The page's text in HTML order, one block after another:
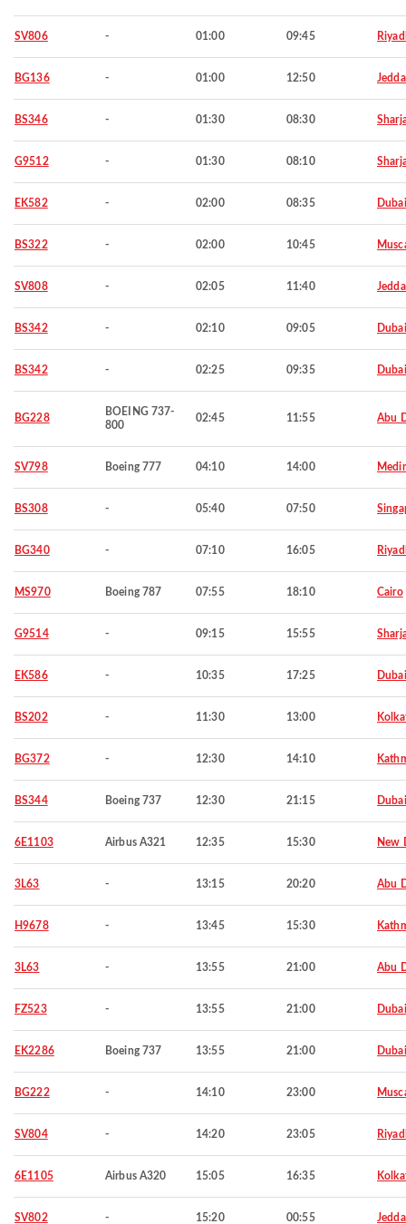
SV806 - 01:00 09:45
BG136 - 01:00 12:50
BS346 - 01:30 08:30
G9512 - 01:30 08:10
EK582 - 02:00 08:35 Dubai
BS322 - 02:00 10:45
SV808 - 02:05 11:40
BS342 - 02:10 09:05 Dubai
BS342 - 02:25 09:35 Dubai
BG228
BOEING 737-
800
02:45 11:55 Abu
SV798 Boeing 777 04:10 14:00
BS308 - 05:40 07:50
BG340 - 07:10 16:05
MS970 Boeing 787 07:55 18:10 Cairo
G9514 - 09:15 15:55
EK586 - 10:35 17:25 Dubai
BS202 - 11:30 13:00
BG372 - 12:30 14:10
BS344 Boeing 737 12:30 21:15 Dubai
6E1103 Airbus A321 12:35 15:30 New
3L63 - 13:15 20:20 Abu
H9678 - 13:45 15:30
3L63 - 13:55 21:00 Abu
FZ523 - 13:55 21:00 Dubai
EK2286 Boeing 737 13:55 21:00 Dubai
BG222 - 14:10 23:00
SV804 - 14:20 23:05
6E1105 Airbus A320 15:05 16:35
SV802 - 15:20 00:55